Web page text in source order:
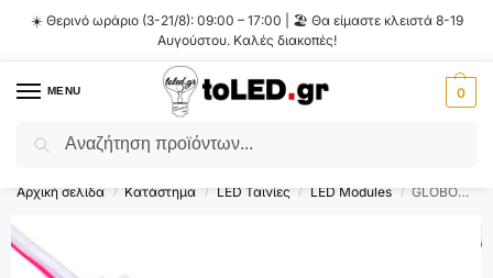
☀️ Θερινό ωράριο (3-21/8): 09:00 – 17:00 | 🏖️ Θα είμαστε κλειστά 8-19
Αυγούστου. Καλές διακοπές!
MENU 0
Flash Sale ⚡ 10% Έκπτωση με τον κωδικό
Αρχική σελίδα / Κατάστημα / LED Ταινίες / LED Modules / GLOBOSTAR® MODULOMI 73707 Module LED 1.5W 180lm 120° DC 12V Αδιάβροχο IP65 3 x SMD5730 Chip Ψυχρό Λευκό 6000K Dimmable – Μ6.9 x Π1.3 x Υ0.8cm – Πακέτο 20 Τεμαχίων – 3 Χρόνια Εγγύηση